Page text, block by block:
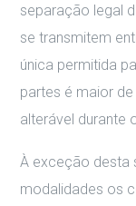
separação legal
se transmitem
única permitida
partes é maior
alterável durante
À exceção desta
modalidades os